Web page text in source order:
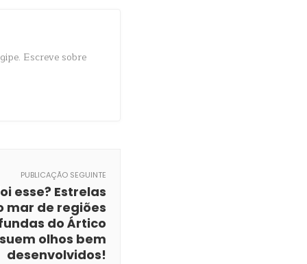
Escreve sobre
PUBLICAÇÃO SEGUINTE
esse? Estrelas
mar de regiões
do Ártico
olhos bem
desenvolvidos!